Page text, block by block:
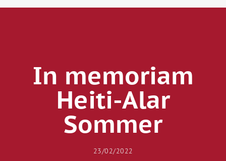
In memoriam
Heiti-Alar
Sommer
23/02/2022